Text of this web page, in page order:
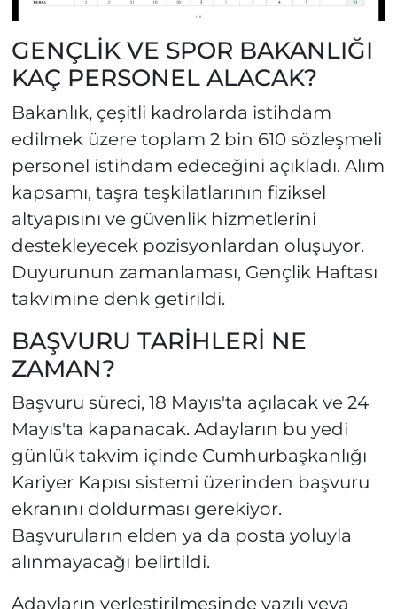
GENÇLİK VE SPOR BAKANLIĞI
KAÇ PERSONEL ALACAK?
Bakanlık, çeşitli kadrolarda istihdam
edilmek üzere toplam 2 bin 610 sözleşmeli
personel istihdam edeceğini açıkladı. Alım
kapsamı, taşra teşkilatlarının fiziksel
altyapısını ve güvenlik hizmetlerini
destekleyecek pozisyonlardan oluşuyor.
Duyurunun zamanlaması, Gençlik Haftası
takvimine denk getirildi.
BAŞVURU TARİHLERİ NE
ZAMAN?
Başvuru süreci, 18 Mayıs'ta açılacak ve 24
Mayıs'ta kapanacak. Adayların bu yedi
günlük takvim içinde Cumhurbaşkanlığı
Kariyer Kapısı sistemi üzerinden başvuru
ekranını doldurması gerekiyor.
Başvuruların elden ya da posta yoluyla
alınmayacağı belirtildi.
Adayların yerleştirilmesinde yazılı veya